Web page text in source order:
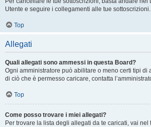
Utente e seguire i collegamenti alle tue sottoscrizioni.
Top
Allegati
Quali allegati sono ammessi in questa Board?
Ogni amministratore può abilitare o meno certi tipi di
di ciò che è permesso caricare, contatta
Top
Come posso trovare i miei allegati?
Per trovare la lista degli allegati da te caricati, vai